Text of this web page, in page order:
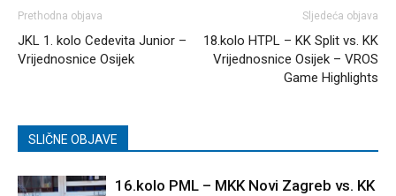
Prethodna objava
JKL 1. kolo Cedevita Junior –
Vrijednosnice Osijek
Sljedeća objava
18.kolo HTPL – KK Split vs. KK
Vrijednosnice Osijek – VROS
Game Highlights
SLIČNE OBJAVE
16.kolo PML – MKK Novi Zagreb vs. KK